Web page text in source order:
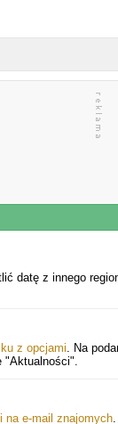
datę z innego
z opcjami. Na
"Aktualności".
na e-mail znajomych.
KSIĄŻKA